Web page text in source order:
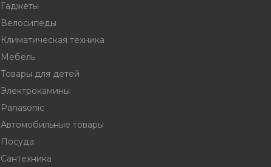
Гаджеты
Велосипеды
Климатическая техника
Мебель
Товары для детей
Электрокамины
Panasonic
Автомобильные товары
Посуда
Сантехника